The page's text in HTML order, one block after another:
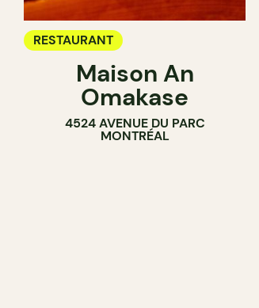
RESTAURANT
Maison An
Omakase
4524 AVENUE DU PARC
MONTRÉAL